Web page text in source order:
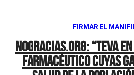
FIRMAR EL
Nogracias.org: “Teva
farmacéutico cuyas